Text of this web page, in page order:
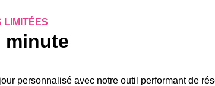
LIMITÉES
minute
personnalisé avec notre outil performant de